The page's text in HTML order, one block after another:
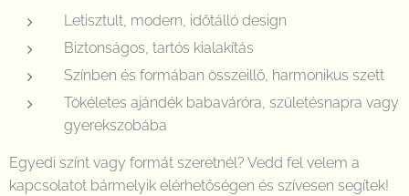
Letisztult, modern, időtálló design
Biztonságos, tartós kialakítás
Színben és formában összeillő, harmonikus szett
Tökéletes ajándék babaváróra, születésnapra vagy
gyerekszobába
Egyedi színt vagy formát szeretnél? Vedd fel velem a
kapcsolatot bármelyik elérhetőségen és szívesen segítek!